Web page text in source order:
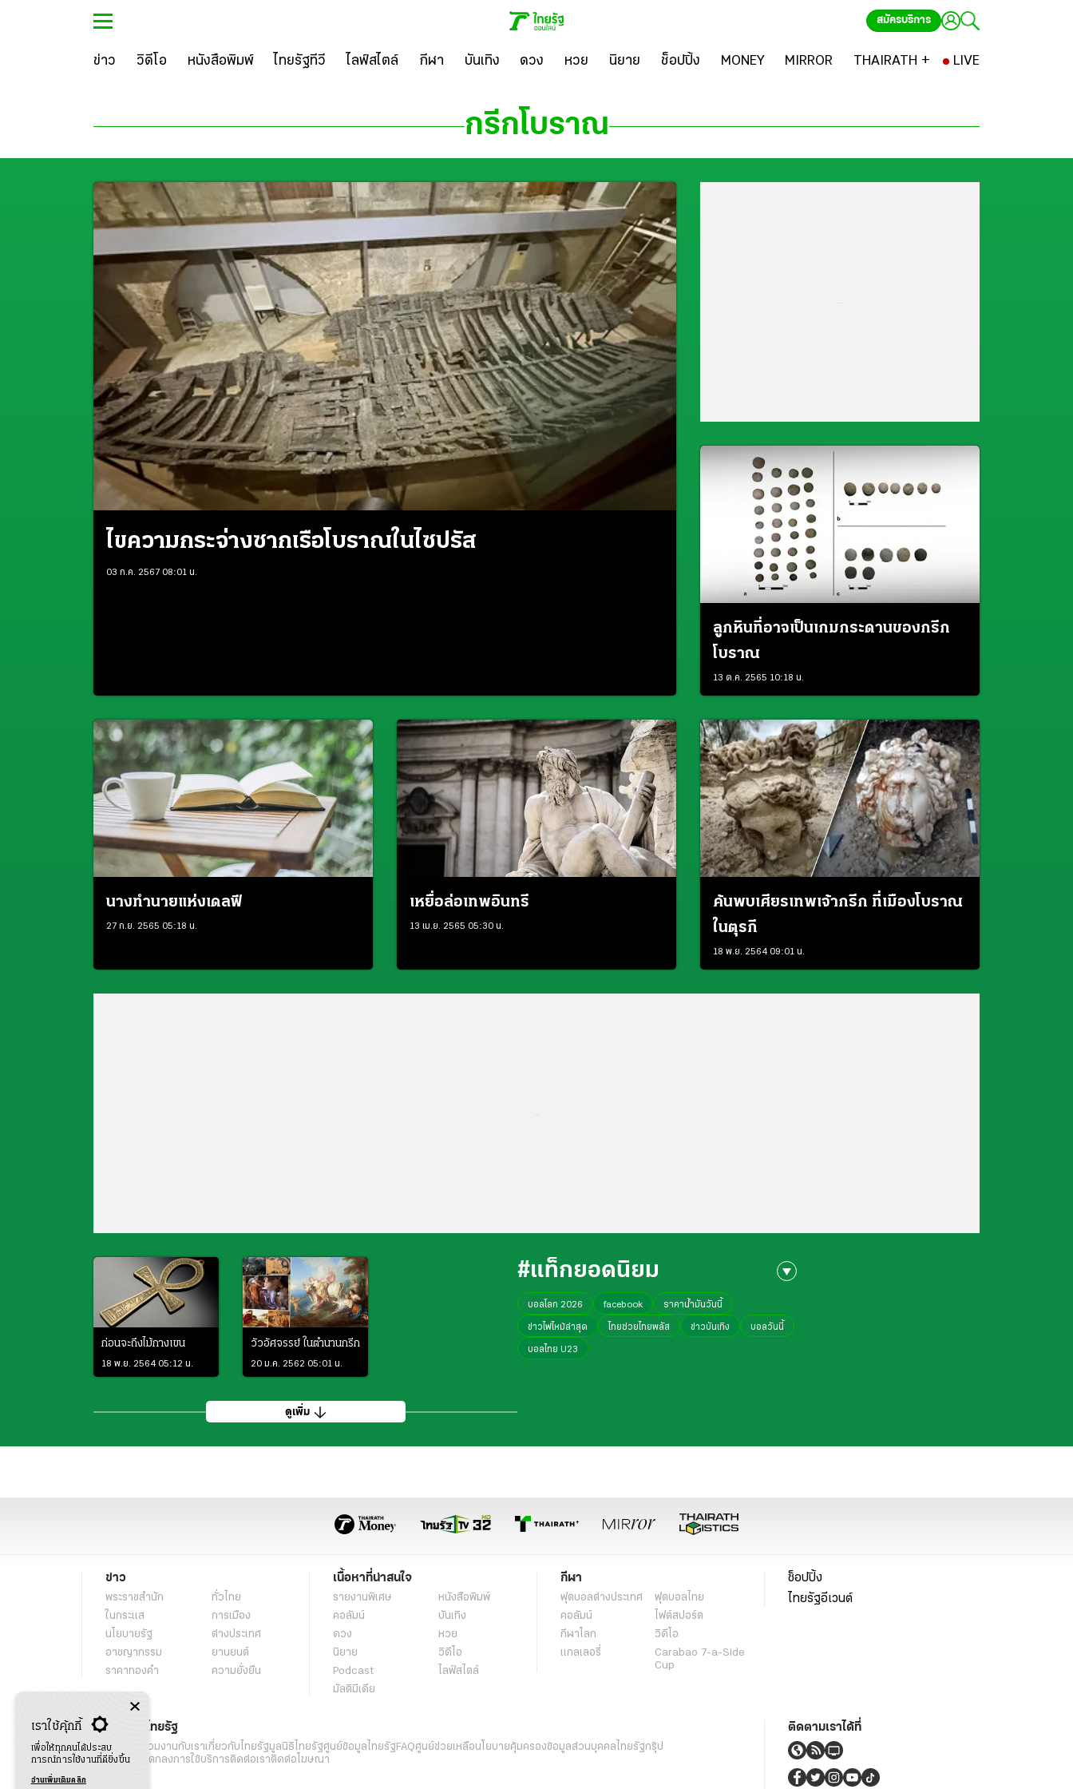
สมัครบริการ
ข่าว วิดีโอ หนังสือพิมพ์ ไทยรัฐทีวี ไลฟ์สไตล์ กีฬา บันเทิง ดวง หวย นิยาย ช็อปปิ้ง MONEY MIRROR THAIRATH + LIVE
กรีกโบราณ
ไขความกระจ่างซากเรือโบราณในไซปรัส
03 ก.ค. 2567 08:01 น.
ลูกหินที่อาจเป็นเกมกระดานของกรีก
โบราณ
13 ต.ค. 2565 10:18 น.
นางทำนายแห่งเดลฟี
27 ก.ย. 2565 05:18 น.
เหยื่อล่อเทพอินทรี
13 เม.ย. 2565 05:30 น.
ค้นพบเศียรเทพเจ้ากรีก ที่เมืองโบราณ
ในตุรกี
18 พ.ย. 2564 09:01 น.
ก่อนจะถึงไม้กางเขน
18 พ.ย. 2564 05:12 น.
วัวอัศจรรย์ ในตำนานกรีก
20 ม.ค. 2562 05:01 น.
ดูเพิ่ม
#แท็กยอดนิยม
บอลโลก 2026 facebook ราคาน้ำมันวันนี้
ข่าวไฟไหม้ล่าสุด ไทยช่วยไทยพลัส ข่าวบันเทิง บอลวันนี้
บอลไทย U23
ข่าว
พระราชสำนัก
ทั่วไทย
ในกระแส
การเมือง
นโยบายรัฐ
ต่างประเทศ
อาชญากรรม
ยานยนต์
ราคาทองคำ
ความยั่งยืน
เนื้อหาที่น่าสนใจ
รายงานพิเศษ
หนังสือพิมพ์
คอลัมน์
บันเทิง
ดวง
หวย
นิยาย
วิดีโอ
Podcast
ไลฟ์สไตล์
มัลติมีเดีย
กีฬา
ฟุตบอลต่่างประเทศ
ฟุตบอลไทย
คอลัมน์
ไฟต์สปอร์ต
กีฬาโลก
วิดีโอ
แกลเลอรี่
Carabao 7-a-Side
Cup
ช็อปปิ้ง
ไทยรัฐอีเวนต์
เกี่ยวกับไทยรัฐ
กิจกรรม ร่วมงานกับเราเกี่ยวกับไทยรัฐมูลนิธิไทยรัฐศูนย์ข้อมูลไทยรัฐ FAQศูนย์ช่วยเหลือนโยบายคุ้มครองข้อมูลส่วนบุคคลไทยรัฐกรุ๊ป
เงื่อนไขข้อตกลงการใช้บริการติดต่อเราติดต่อโฆษณา
ติดตามเราได้ที่
เราใช้คุ้กกี้
เพื่อให้ทุกคนได้ประสบ
การณ์การใช้งานที่ดียิ่งขึ้น
อ่านเพิ่มเติมคลิก